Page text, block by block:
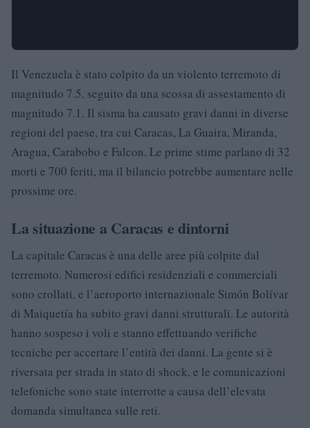
Il Venezuela è stato colpito da un violento terremoto di
magnitudo 7.5, seguito da una scossa di assestamento di
magnitudo 7.1. Il sisma ha causato gravi danni in diverse
regioni del paese, tra cui Caracas, La Guaira, Miranda,
Aragua, Carabobo e Falcon. Le prime stime parlano di 32
morti e 700 feriti, ma il bilancio potrebbe aumentare nelle
prossime ore.
La situazione a Caracas e dintorni
La capitale Caracas è una delle aree più colpite dal
terremoto. Numerosi edifici residenziali e commerciali
sono crollati, e l’aeroporto internazionale Simón Bolívar
di Maiquetía ha subito gravi danni strutturali. Le autorità
hanno sospeso i voli e stanno effettuando verifiche
tecniche per accertare l’entità dei danni. La gente si è
riversata per strada in stato di shock, e le comunicazioni
telefoniche sono state interrotte a causa dell’elevata
domanda simultanea sulle reti.